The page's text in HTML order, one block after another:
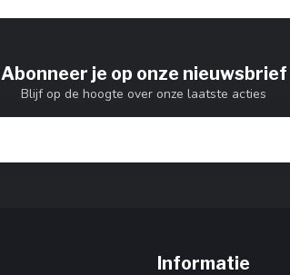
Abonneer je op onze nieuwsbrief
Blijf op de hoogte over onze laatste acties
Informatie